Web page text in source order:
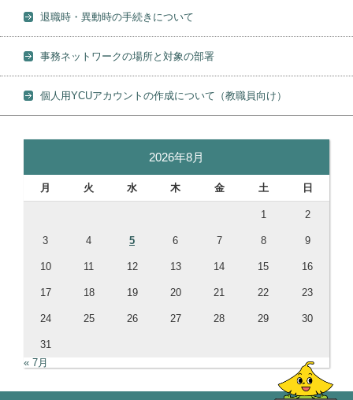
退職時・異動時の手続きについて
事務ネットワークの場所と対象の部署
個人用YCUアカウントの作成について（教職員向け）
2026年8月
月 火 水 木 金 土 日
1 2
3 4 5 6 7 8 9
10 11 12 13 14 15 16
17 18 19 20 21 22 23
24 25 26 27 28 29 30
31
« 7月